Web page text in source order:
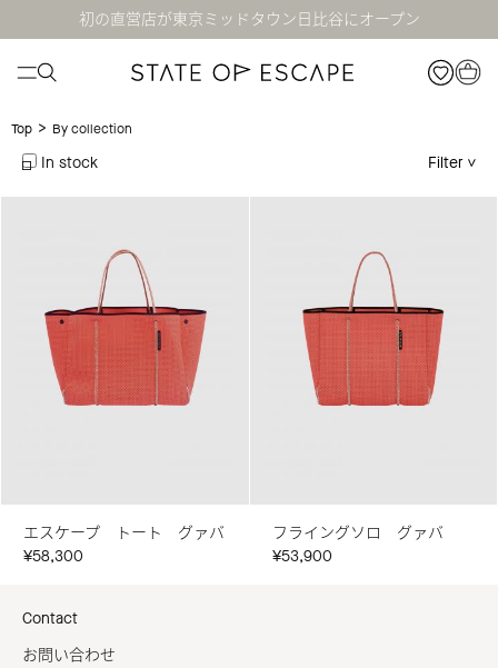
初の直営店が東京ミッドタウン日比谷にオープン
Top > By collection
In stock Filter
エスケープ トート グァバ
¥58,300
フライングソロ グァバ
¥53,900
Contact
お問い合わせ